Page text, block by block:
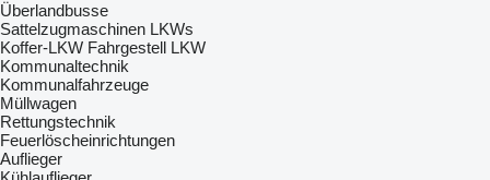
Überlandbusse
Sattelzugmaschinen LKWs
Koffer-LKW Fahrgestell LKW
Kommunaltechnik
Kommunalfahrzeuge
Müllwagen
Rettungstechnik
Feuerlöscheinrichtungen
Auflieger